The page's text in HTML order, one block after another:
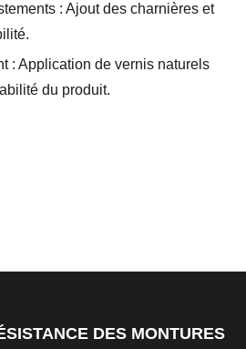
: Ajout des charnières et
: Application de vernis naturels
du produit.
DES MONTURES